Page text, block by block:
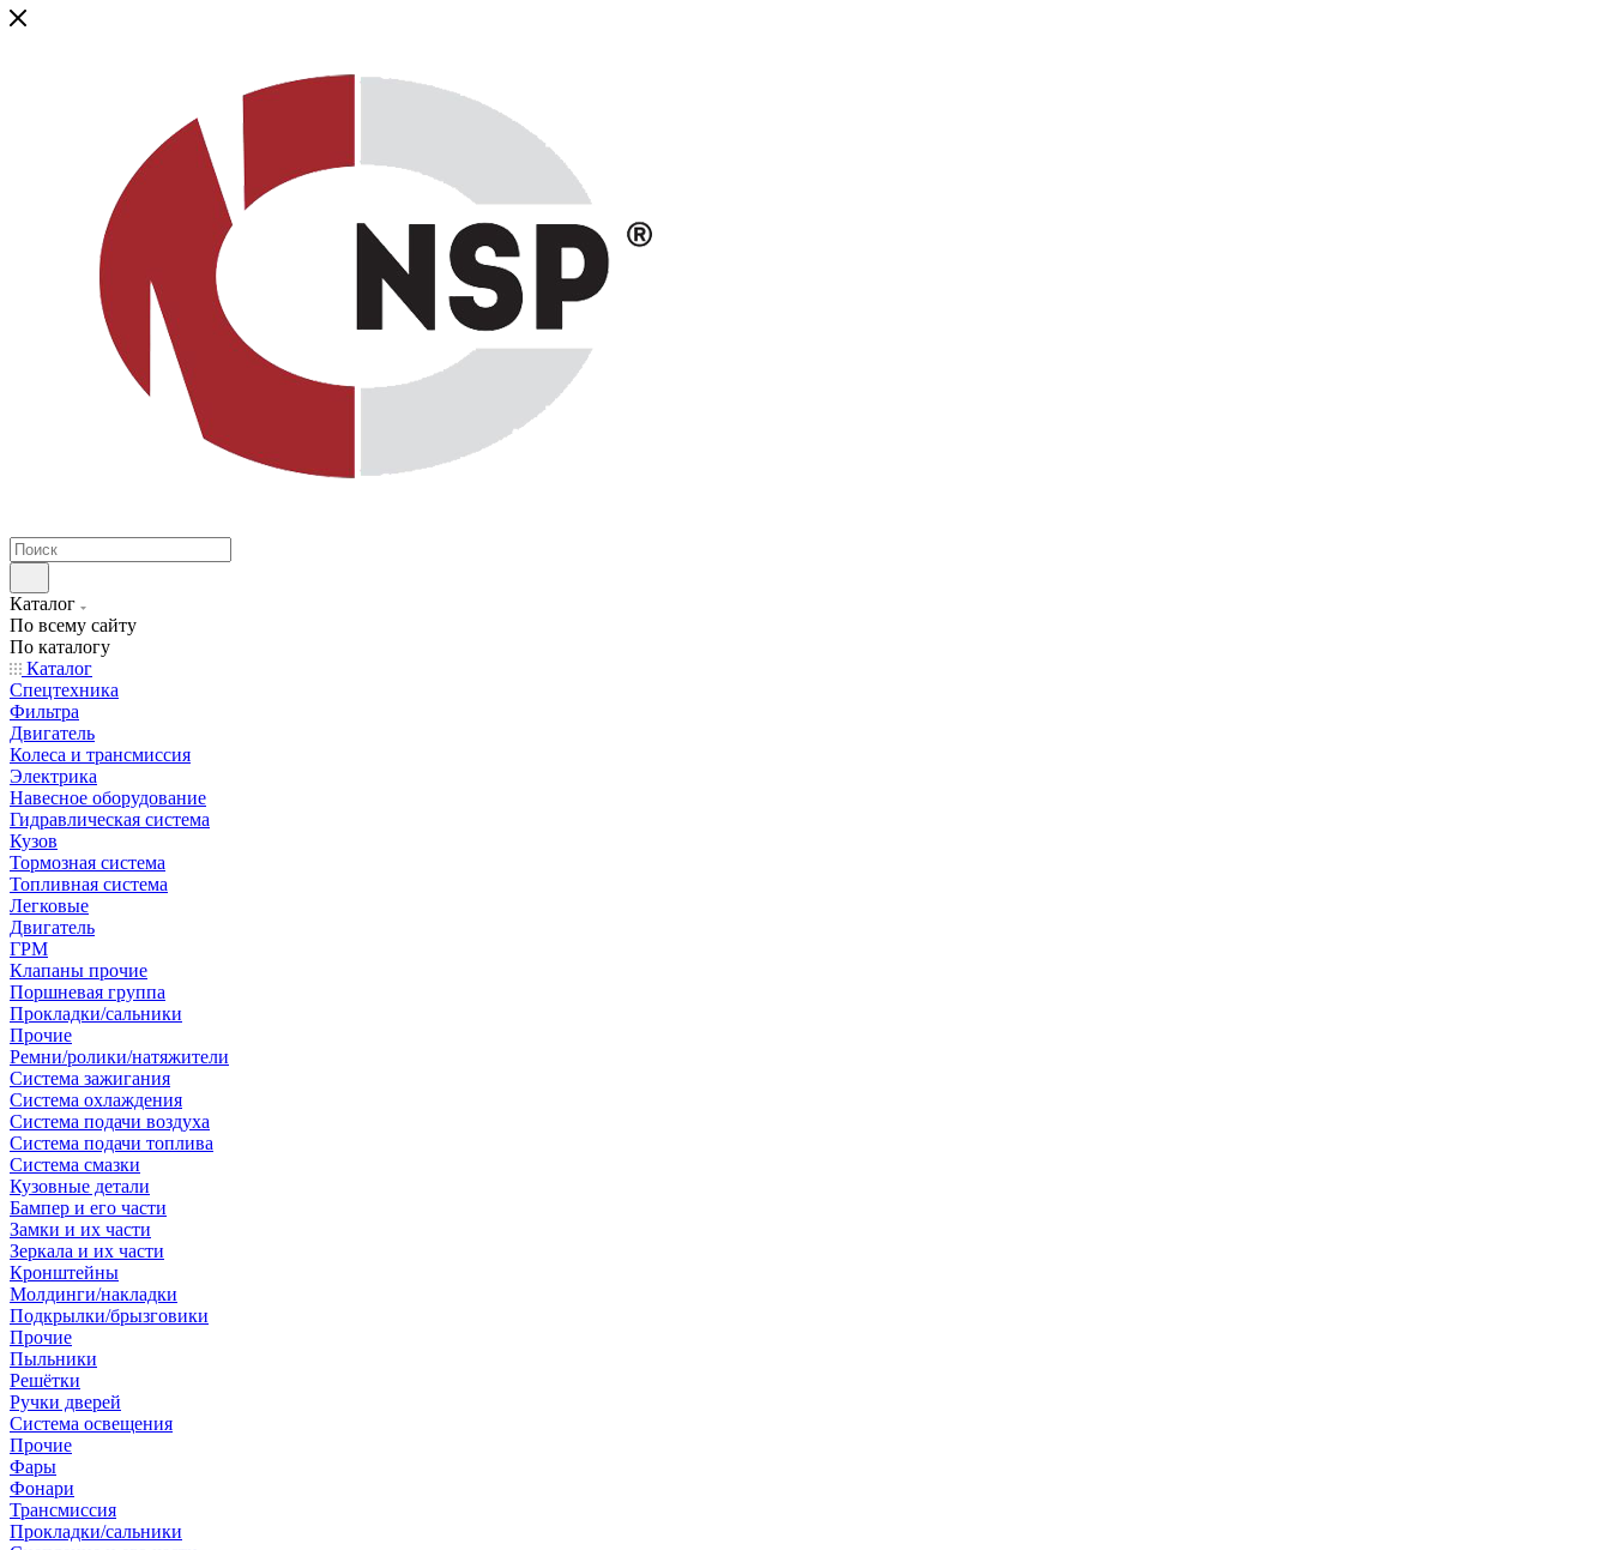
Каталог
По всему сайту
По каталогу
Каталог
Спецтехника
Фильтра
Двигатель
Колеса и трансмиссия
Электрика
Навесное оборудование
Гидравлическая система
Кузов
Тормозная система
Топливная система
Легковые
Двигатель
ГРМ
Клапаны прочие
Поршневая группа
Прокладки/сальники
Прочие
Ремни/ролики/натяжители
Система зажигания
Система охлаждения
Система подачи воздуха
Система подачи топлива
Система смазки
Кузовные детали
Бампер и его части
Замки и их части
Зеркала и их части
Кронштейны
Молдинги/накладки
Подкрылки/брызговики
Прочие
Пыльники
Решётки
Ручки дверей
Система освещения
Прочие
Фары
Фонари
Трансмиссия
Прокладки/сальники